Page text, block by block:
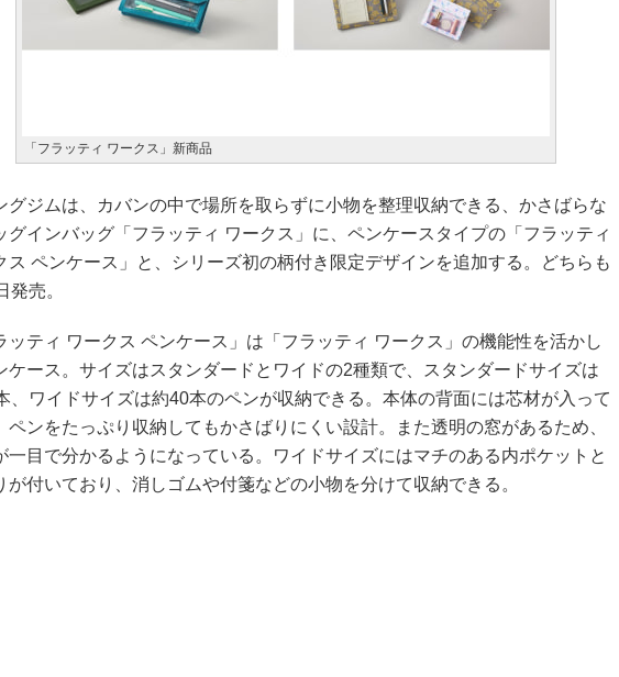
「フラッティ ワークス」新商品
ジムは、カバンの中で場所を取らずに小物を整理収納できる、かさばらな
グインバッグ「フラッティ ワークス」に、ペンケースタイプの「フラッティ
ス ペンケース」と、シリーズ初の柄付き限定デザインを追加する。どちらも
発売。
ッティ ワークス ペンケース」は「フラッティ ワークス」の機能性を活かし
ケース。サイズはスタンダードとワイドの2種類で、スタンダードサイズは
、ワイドサイズは約40本のペンが収納できる。本体の背面には芯材が入って
ペンをたっぷり収納してもかさばりにくい設計。また透明の窓があるため、
一目で分かるようになっている。ワイドサイズにはマチのある内ポケットと
が付いており、消しゴムや付箋などの小物を分けて収納できる。